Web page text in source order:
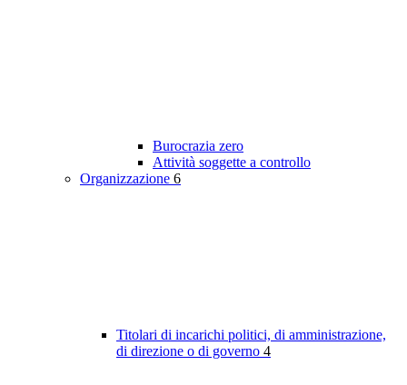
Burocrazia zero
Attività soggette a controllo
Organizzazione 6
Titolari di incarichi politici, di amministrazione,
di direzione o di governo 4